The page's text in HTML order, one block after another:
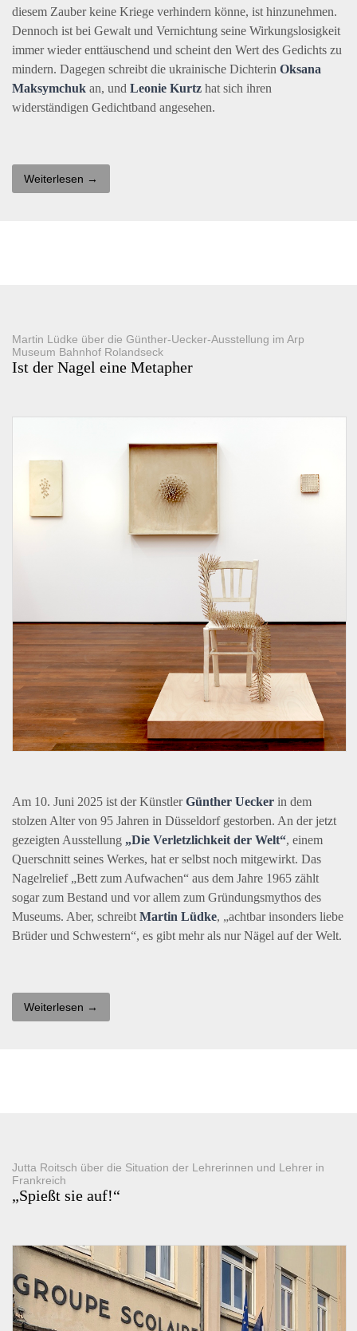
diesem Zauber keine Kriege verhindern könne, ist hinzunehmen.
Dennoch ist bei Gewalt und Vernichtung seine Wirkungslosigkeit
immer wieder enttäuschend und scheint den Wert des Gedichts zu
mindern. Dagegen schreibt die ukrainische Dichterin Oksana
Maksymchuk an, und Leonie Kurtz hat sich ihren
widerständigen Gedichtband angesehen.
Weiterlesen →
Martin Lüdke über die Günther-Uecker-Ausstellung im Arp
Museum Bahnhof Rolandseck
Ist der Nagel eine Metapher
Am 10. Juni 2025 ist der KünstlerGünther Uecker in dem
stolzen Alter von 95 Jahren in Düsseldorf gestorben. An der jetzt
gezeigten Ausstellung „Die Verletzlichkeit der Welt“, einem
Querschnitt seines Werkes, hat er selbst noch mitgewirkt. Das
Nagelrelief „Bett zum Aufwachen“ aus dem Jahre 1965 zählt
sogar zum Bestand und vor allem zum Gründungsmythos des
Museums. Aber, schreibt Martin Lüdke, „achtbar insonders liebe
Brüder und Schwestern“, es gibt mehr als nur Nägel auf der Welt.
Weiterlesen →
Jutta Roitsch über die Situation der Lehrerinnen und Lehrer in
Frankreich
„Spießt sie auf!“